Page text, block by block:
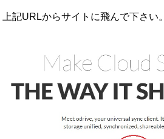
上記URLからサイトに飛んで下さい。